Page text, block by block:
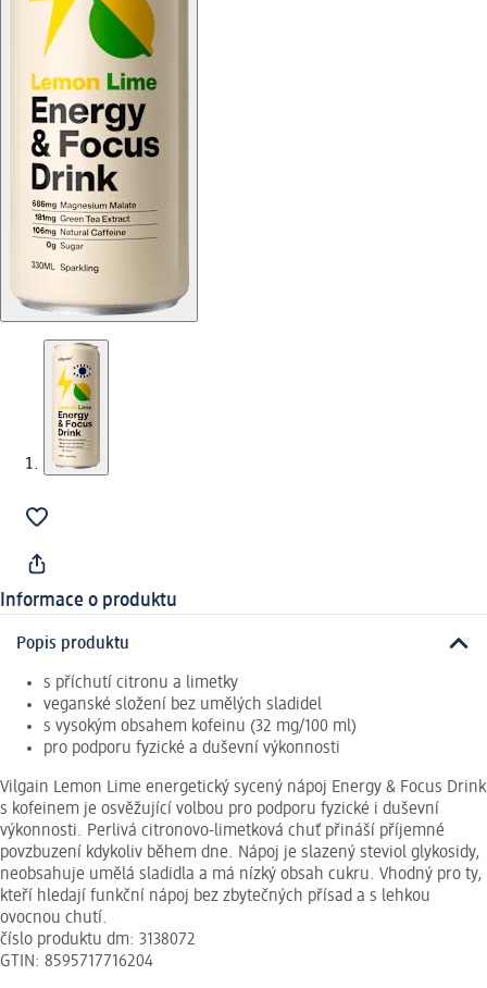
Informace o produktu
Popis produktu
s příchutí citronu a limetky
veganské složení bez umělých sladidel
s vysokým obsahem kofeinu (32 mg/100 ml)
pro podporu fyzické a duševní výkonnosti
Vilgain Lemon Lime energetický sycený nápoj Energy & Focus Drink
s kofeinem je osvěžující volbou pro podporu fyzické i duševní
výkonnosti. Perlivá citronovo-limetková chuť přináší příjemné
povzbuzení kdykoliv během dne. Nápoj je slazený steviol glykosidy,
neobsahuje umělá sladidla a má nízký obsah cukru. Vhodný pro ty,
kteří hledají funkční nápoj bez zbytečných přísad a s lehkou
ovocnou chutí.
číslo produktu dm: 3138072
GTIN: 8595717716204